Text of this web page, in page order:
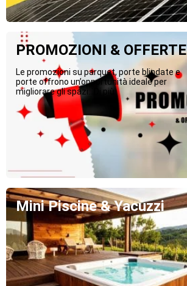
PROMOZIONI & OFFERTE
Le promozioni su parquet, porte blindate e
porte offrono un’opportunità ideale per
migliorare gli spazi...Di più
Mini Piscine & Yacuzzi